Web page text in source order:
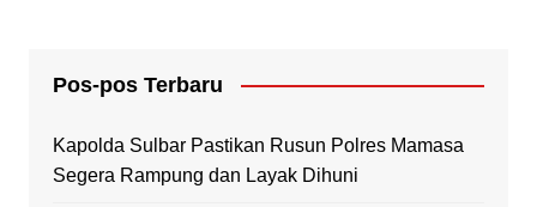
Pos-pos Terbaru
Kapolda Sulbar Pastikan Rusun Polres Mamasa
Segera Rampung dan Layak Dihuni